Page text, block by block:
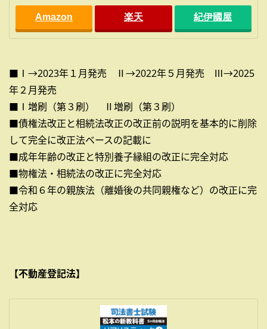
Amazon 楽天 紀伊國屋
■Ⅰ→2023年１月発売 Ⅱ→2022年５月発売 Ⅲ→2025
年２月発売
■Ⅰ増刷（第３刷） Ⅱ増刷（第３刷）
■債権法改正と相続法改正の改正前の説明を基本的に削除
して完全に改正法ベースの記載に
■成年年齢の改正と特別養子縁組の改正に完全対応
■物権法・相続法の改正に完全対応
■令和６年の親族法（離婚後の共同親権など）の改正に完
全対応
【不動産登記法】